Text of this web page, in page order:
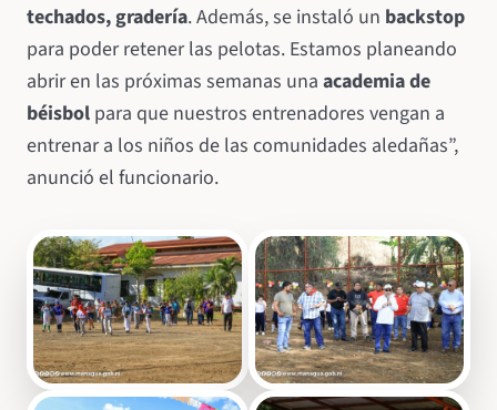
techados, gradería. Además, se instaló un backstop
para poder retener las pelotas. Estamos planeando
abrir en las próximas semanas una academia de
béisbol para que nuestros entrenadores vengan a
entrenar a los niños de las comunidades aledañas”,
anunció el funcionario.